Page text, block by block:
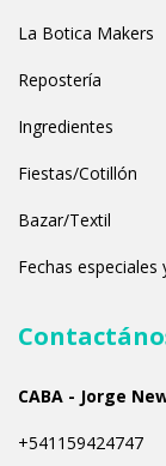
La Botica Makers
Repostería
Ingredientes
Fiestas/Cotillón
Bazar/Textil
Fechas especiales
CABA - Jorge
+541159424747